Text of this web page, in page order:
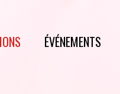
ÉVÉNEMENTS